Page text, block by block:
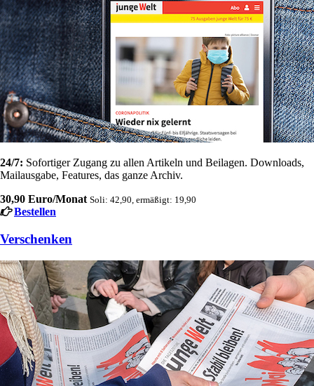
24/7: Sofortiger Zugang zu allen Artikeln und Beilagen. Downloads,
Mailausgabe, Features, das ganze Archiv.
30,90 Euro/Monat Soli: 42,90, ermäßigt: 19,90
Bestellen
Verschenken